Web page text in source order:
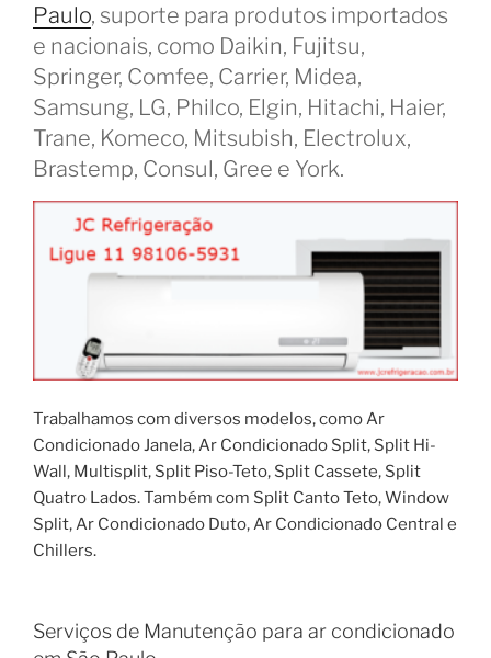
Paulo, suporte para produtos importados
e nacionais, como Daikin, Fujitsu,
Springer, Comfee, Carrier, Midea,
Samsung, LG, Philco, Elgin, Hitachi, Haier,
Trane, Komeco, Mitsubish, Electrolux,
Brastemp, Consul, Gree e York.
Trabalhamos com diversos modelos, como Ar
Condicionado Janela, Ar Condicionado Split, Split Hi-
Wall, Multisplit, Split Piso-Teto, Split Cassete, Split
Quatro Lados. Também com Split Canto Teto, Window
Split, Ar Condicionado Duto, Ar Condicionado Central e
Chillers.
Serviços de Manutenção para ar condicionado